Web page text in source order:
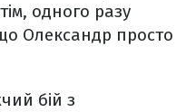
одного разу
Олександр просто
бій з